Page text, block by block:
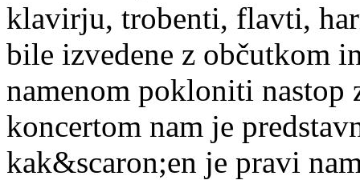
klavirju, trobenti, flavti,
bile izvedene z občutkom
namenom pokloniti
koncertom nam je
kak&scaron;en je pravi